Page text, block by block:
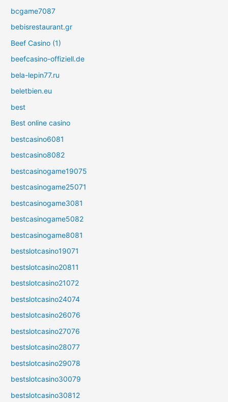
bcgame7087
bebisrestaurant.gr
Beef Casino (1)
beefcasino-offiziell.de
bela-lepin77.ru
beletbien.eu
best
Best online casino
bestcasino6081
bestcasino8082
bestcasinogame19075
bestcasinogame25071
bestcasinogame3081
bestcasinogame5082
bestcasinogame8081
bestslotcasino19071
bestslotcasino20811
bestslotcasino21072
bestslotcasino24074
bestslotcasino26076
bestslotcasino27076
bestslotcasino28077
bestslotcasino29078
bestslotcasino30079
bestslotcasino30812